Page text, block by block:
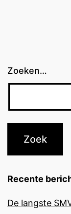
Zoeken…
Recente
De langste